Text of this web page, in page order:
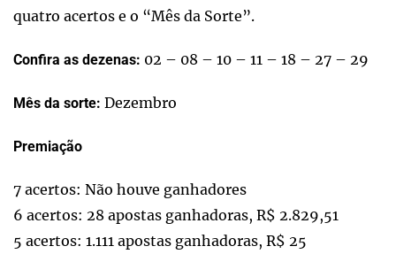
quatro acertos e o “Mês da Sorte”.
Confira as dezenas: 02 – 08 – 10 – 11 – 18 – 27 – 29
Mês da sorte: Dezembro
Premiação
7 acertos: Não houve ganhadores
6 acertos: 28 apostas ganhadoras, R$ 2.829,51
5 acertos: 1.111 apostas ganhadoras, R$ 25